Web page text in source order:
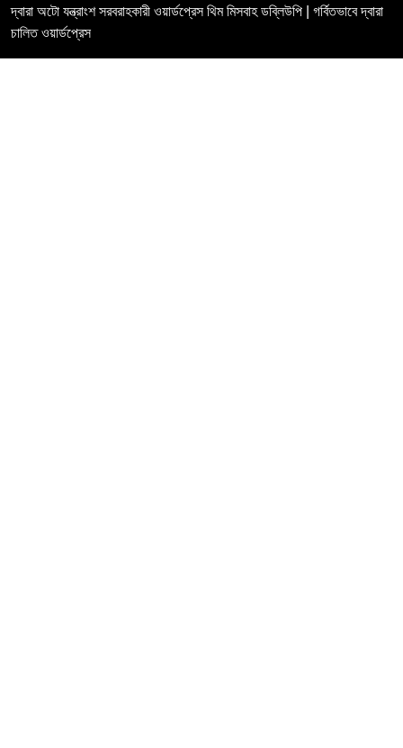
দ্বারা অটো যন্ত্রাংশ সরবরাহকারী ওয়ার্ডপ্রেস থিম মিসবাহ ডব্লিউপি
| গর্বিতভাবে দ্বারা
চালিত ওয়ার্ডপ্রেস